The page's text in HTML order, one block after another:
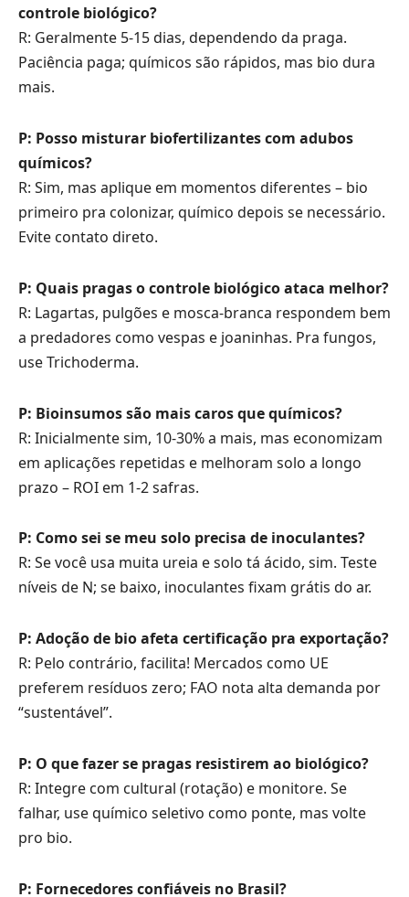
controle biológico?
R: Geralmente 5-15 dias, dependendo da praga.
Paciência paga; químicos são rápidos, mas bio dura
mais.
P: Posso misturar biofertilizantes com adubos
químicos?
R: Sim, mas aplique em momentos diferentes – bio
primeiro pra colonizar, químico depois se necessário.
Evite contato direto.
P: Quais pragas o controle biológico ataca melhor?
R: Lagartas, pulgões e mosca-branca respondem bem
a predadores como vespas e joaninhas. Pra fungos,
use Trichoderma.
P: Bioinsumos são mais caros que químicos?
R: Inicialmente sim, 10-30% a mais, mas economizam
em aplicações repetidas e melhoram solo a longo
prazo – ROI em 1-2 safras.
P: Como sei se meu solo precisa de inoculantes?
R: Se você usa muita ureia e solo tá ácido, sim. Teste
níveis de N; se baixo, inoculantes fixam grátis do ar.
P: Adoção de bio afeta certificação pra exportação?
R: Pelo contrário, facilita! Mercados como UE
preferem resíduos zero; FAO nota alta demanda por
“sustentável”.
P: O que fazer se pragas resistirem ao biológico?
R: Integre com cultural (rotação) e monitore. Se
falhar, use químico seletivo como ponte, mas volte
pro bio.
P: Fornecedores confiáveis no Brasil?